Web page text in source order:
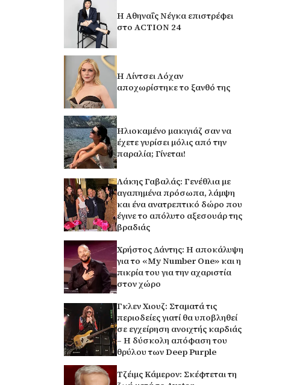
Η Αθηναΐς Νέγκα επιστρέφει
στο ACTION 24
Η Λίντσει Λόχαν
αποχωρίστηκε το ξανθό της
Ηλιοκαμένο μακιγιάζ σαν να
έχετε γυρίσει μόλις από την
παραλία; Γίνεται!
Λάκης Γαβαλάς: Γενέθλια με
αγαπημένα πρόσωπα, λάμψη
και ένα ανατρεπτικό δώρο που
έγινε το απόλυτο αξεσουάρ της
βραδιάς
Χρήστος Δάντης: Η αποκάλυψη
για το «My Number One» και η
πικρία του για την αχαριστία
στον χώρο
Γκλεν Χιουζ: Σταματά τις
περιοδείες γιατί θα υποβληθεί
σε εγχείρηση ανοιχτής καρδιάς
– Η δύσκολη απόφαση του
θρύλου των Deep Purple
Τζέιμς Κάμερον: Σκέφτεται τη